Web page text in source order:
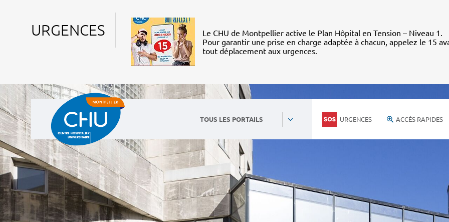
URGENCES
Le CHU de Montpellier active le Plan Hôpital en Tension – Niveau 1.
Pour garantir une prise en charge adaptée à chacun, appelez le 15
tout déplacement aux urgences.
TOUS LES PORTAILS URGENCES ACCÈS RAPIDES